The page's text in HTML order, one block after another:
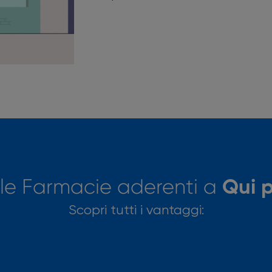
Farmacie aderenti a Qui
Scopri tutti i vantaggi: